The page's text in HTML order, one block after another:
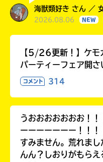
海獣類好き さん ／
2026.08.06 NEW
【5/26更新！】ケモ
パーティーフェア開さ
コメント 314
うおおおおおおお！
ーーーーーーー！！！
すみません。荒れまし
んん？しおりがもらえ